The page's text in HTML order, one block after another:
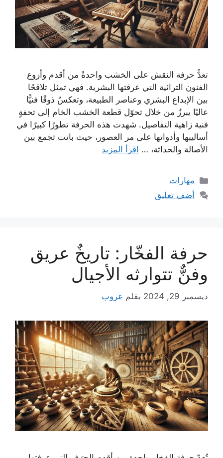
تعدُّ حرفة النقش على الخشب واحدةً من أقدم وأروع
الفنون التراثية التي عرفتها البشرية. فهي تمثل تلاقحًا
بين الإبداع البشري وعناصر الطبيعة، وتعكسُ ذوقًا فنيًّا
عاليًا يبرزُ من خلال تحوّل قطعة الخشب الخام إلى تحفةٍ
فنية زاهية التفاصيل. شهدت هذه الحرفة تطورًا كبيرًا في
أساليبها وأدواتها على مر العصور، حيث باتت تجمع بين
الأصالة والحداثة، … اقرأ المزيد
التصنيفات
مهارات
أضف تعليق
حرفة الفخّار: تاريخٌ عريق
وفنٌّ تتوارثه الأجيال
ديسمبر 29, 2024 بقلم عروب